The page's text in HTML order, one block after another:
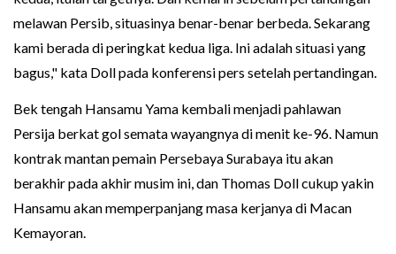
melawan Persib, situasinya benar-benar berbeda. Sekarang
kami berada di peringkat kedua liga. Ini adalah situasi yang
bagus," kata Doll pada konferensi pers setelah pertandingan.
Bek tengah Hansamu Yama kembali menjadi pahlawan
Persija berkat gol semata wayangnya di menit ke-96. Namun
kontrak mantan pemain Persebaya Surabaya itu akan
berakhir pada akhir musim ini, dan Thomas Doll cukup yakin
Hansamu akan memperpanjang masa kerjanya di Macan
Kemayoran.